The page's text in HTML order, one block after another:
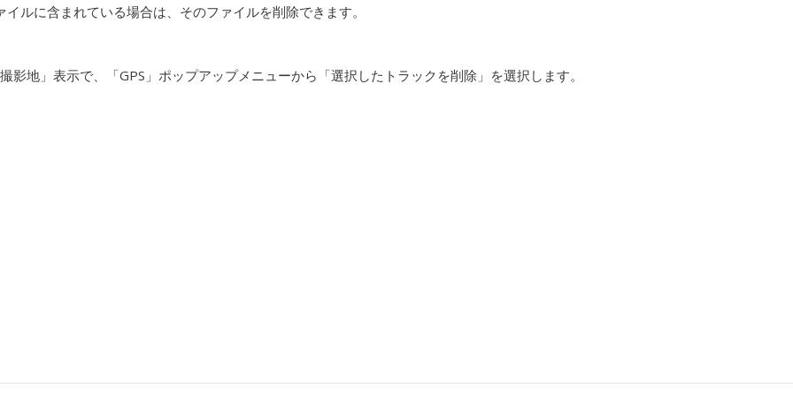
イルに含まれている場合は、そのファイルを削除できます。
影地」表示で、「GPS」ポップアップメニューから「選択したトラックを削除」を選択します。